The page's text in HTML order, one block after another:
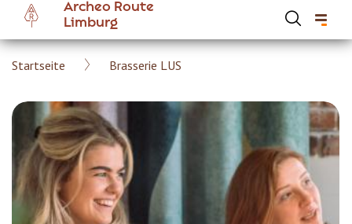
main
content
Archeo Route
Limburg
Breadcrumb
Startseite Brasserie LUS